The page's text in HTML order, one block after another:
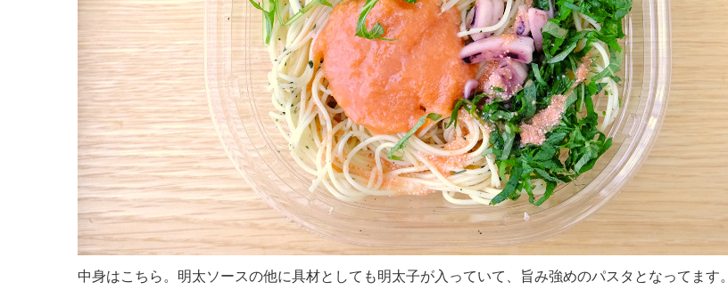
中身はこちら。明太ソースの他に具材としても明太子が入っていて、旨み強めのパスタとなってます。